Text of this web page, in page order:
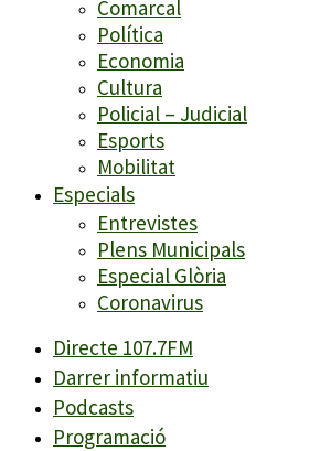
Comarcal
Política
Economia
Cultura
Policial – Judicial
Esports
Mobilitat
Especials
Entrevistes
Plens Municipals
Especial Glòria
Coronavirus
Directe 107.7FM
Darrer informatiu
Podcasts
Programació